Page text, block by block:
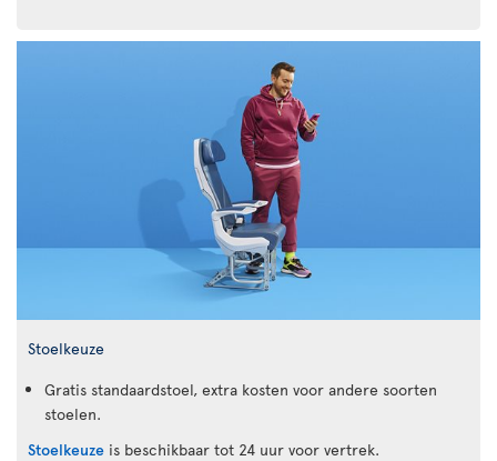
Stoelkeuze
Gratis standaardstoel, extra kosten voor andere soorten
stoelen.
Stoelkeuze is beschikbaar tot 24 uur voor vertrek.